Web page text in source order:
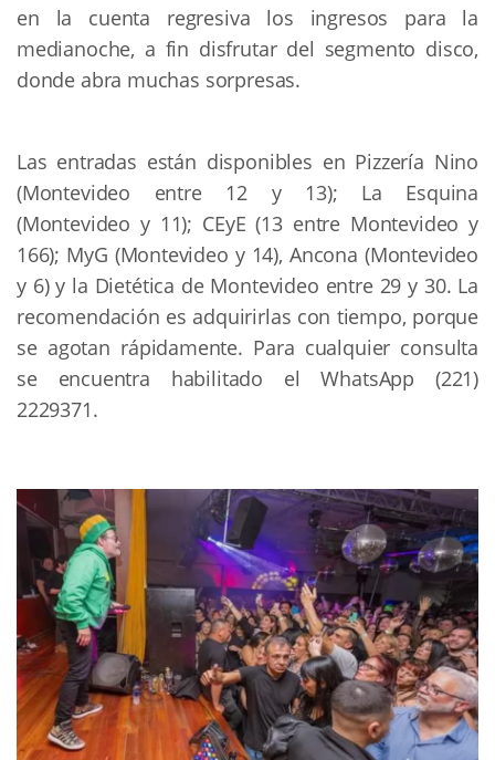
en la cuenta regresiva los ingresos para la
medianoche, a fin disfrutar del segmento disco,
donde abra muchas sorpresas.
Las entradas están disponibles en Pizzería Nino
(Montevideo entre 12 y 13); La Esquina
(Montevideo y 11); CEyE (13 entre Montevideo y
166); MyG (Montevideo y 14), Ancona (Montevideo
y 6) y la Dietética de Montevideo entre 29 y 30. La
recomendación es adquirirlas con tiempo, porque
se agotan rápidamente. Para cualquier consulta
se encuentra habilitado el WhatsApp (221)
2229371.